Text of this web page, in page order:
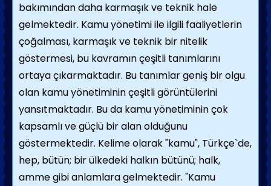
bakımından daha karmaşık ve teknik hale
gelmektedir. Kamu yönetimi ile ilgili faaliyetlerin
çoğalması, karmaşık ve teknik bir nitelik
göstermesi, bu kavramın çeşitli tanımlarını
ortaya çıkarmaktadır. Bu tanımlar geniş bir olgu
olan kamu yönetiminin çeşitli görüntülerini
yansıtmaktadır. Bu da kamu yöne­timinin çok
kapsamlı ve güçlü bir alan olduğunu
göstermektedir. Kelime olarak "kamu", Türkçe`de,
hep, bütün; bir ülkedeki halkın bütünü; halk,
amme gibi anlamlara gelmektedir. "Kamu